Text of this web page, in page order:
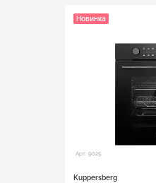
Новинка
Арт. 9025
Kuppersberg